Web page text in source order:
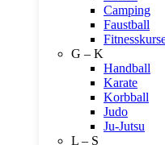
Camping
Faustball
G – K
Handball
Karate
Korbball
Judo
Ju-Jutsu
L – S